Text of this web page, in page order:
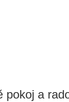
pokoj a